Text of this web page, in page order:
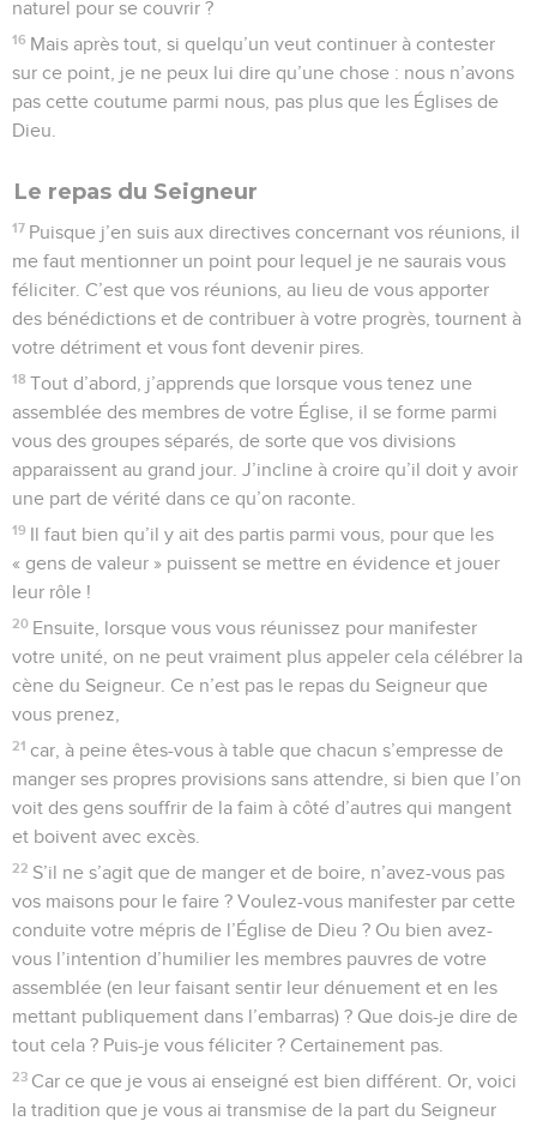
naturel pour se couvrir ?
16 Mais après tout, si quelqu’un veut continuer à contester
sur ce point, je ne peux lui dire qu’une chose : nous n’avons
pas cette coutume parmi nous, pas plus que les Églises de
Dieu.
Le repas du Seigneur
17 Puisque j’en suis aux directives concernant vos réunions, il
me faut mentionner un point pour lequel je ne saurais vous
féliciter. C’est que vos réunions, au lieu de vous apporter
des bénédictions et de contribuer à votre progrès, tournent à
votre détriment et vous font devenir pires.
18 Tout d’abord, j’apprends que lorsque vous tenez une
assemblée des membres de votre Église, il se forme parmi
vous des groupes séparés, de sorte que vos divisions
apparaissent au grand jour. J’incline à croire qu’il doit y avoir
une part de vérité dans ce qu’on raconte.
19 Il faut bien qu’il y ait des partis parmi vous, pour que les
« gens de valeur » puissent se mettre en évidence et jouer
leur rôle !
20 Ensuite, lorsque vous vous réunissez pour manifester
votre unité, on ne peut vraiment plus appeler cela célébrer la
cène du Seigneur. Ce n’est pas le repas du Seigneur que
vous prenez,
21 car, à peine êtes-vous à table que chacun s’empresse de
manger ses propres provisions sans attendre, si bien que l’on
voit des gens souffrir de la faim à côté d’autres qui mangent
et boivent avec excès.
22 S’il ne s’agit que de manger et de boire, n’avez-vous pas
vos maisons pour le faire ? Voulez-vous manifester par cette
conduite votre mépris de l’Église de Dieu ? Ou bien avez-
vous l’intention d’humilier les membres pauvres de votre
assemblée (en leur faisant sentir leur dénuement et en les
mettant publiquement dans l’embarras) ? Que dois-je dire de
tout cela ? Puis-je vous féliciter ? Certainement pas.
23 Car ce que je vous ai enseigné est bien différent. Or, voici
la tradition que je vous ai transmise de la part du Seigneur